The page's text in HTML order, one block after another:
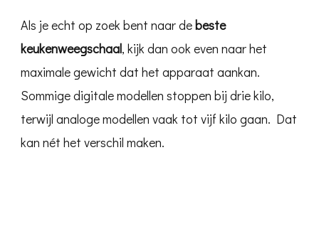
Als je echt op zoek bent naar debeste
keukenweegschaal, kijk dan ook even naar het
maximale gewicht dat het apparaat aankan.
Sommige digitale modellen stoppen bij drie kilo,
terwijl analoge modellen vaak tot vijf kilo gaan. Dat
kan nét het verschil maken.